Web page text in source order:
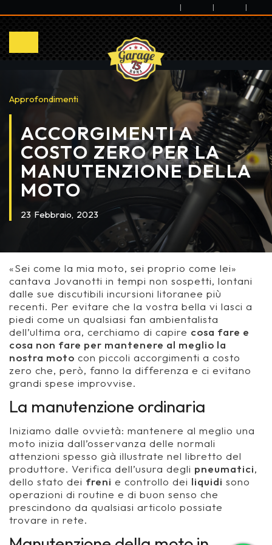
| | |
Approfondimenti
ACCORGIMENTI A
COSTO ZERO PER LA
MANUTENZIONE DELLA
MOTO
23 Febbraio, 2023
«Sei come la mia moto, sei proprio come lei»
cantava Jovanotti in tempi non sospetti, lontani
dalle sue discutibili incursioni litoranee più
recenti. Per evitare che la vostra bella vi lasci a
piedi come un qualsiasi fan ambientalista
dell’ultima ora, cerchiamo di capire cosa fare e
cosa non fare per mantenere al meglio la
nostra moto con piccoli accorgimenti a costo
zero che, però, fanno la differenza e ci evitano
grandi spese improvvise.
La manutenzione ordinaria
Iniziamo dalle ovvietà: mantenere al meglio una
moto inizia dall’osservanza delle normali
attenzioni spesso già illustrate nel libretto del
produttore. Verifica dell’usura degli pneumatici,
dello stato dei freni e controllo dei liquidi sono
operazioni di routine e di buon senso che
prescindono da qualsiasi articolo possiate
trovare in rete.